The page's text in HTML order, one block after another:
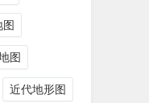
图
图
近代地形图